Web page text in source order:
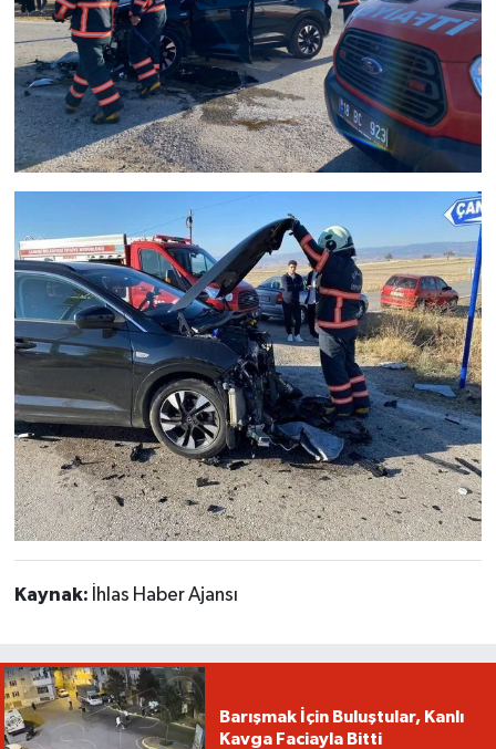
Kaynak: İhlas Haber Ajansı
Barışmak İçin Buluştular, Kanlı
Kavga Faciayla Bitti